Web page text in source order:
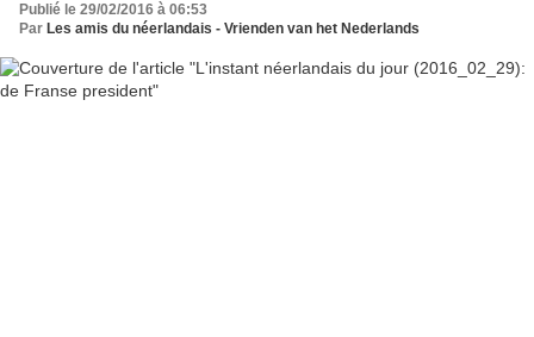
Publié le 29/02/2016 à 06:53
Par Les amis du néerlandais - Vrienden van het Nederlands